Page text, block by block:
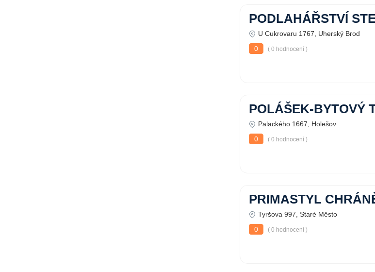
PODLAHÁŘSTVÍ
U Cukrovaru 1767, Uherský Brod
0
( 0 hodnocení )
POLÁŠEK-BYTOVÝ
Palackého 1667, Holešov
0
( 0 hodnocení )
PRIMASTYL
Tyršova 997, Staré Město
0
( 0 hodnocení )